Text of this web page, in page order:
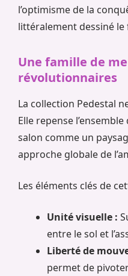
l’optimisme de la
littéralement dessiné le
Une famille de
révolutionnaires
La collection Pedestal
Elle repense
salon comme un
approche globale de
Les éléments clés de
Unité visuelle :
entre le sol et
Liberté de
permet de